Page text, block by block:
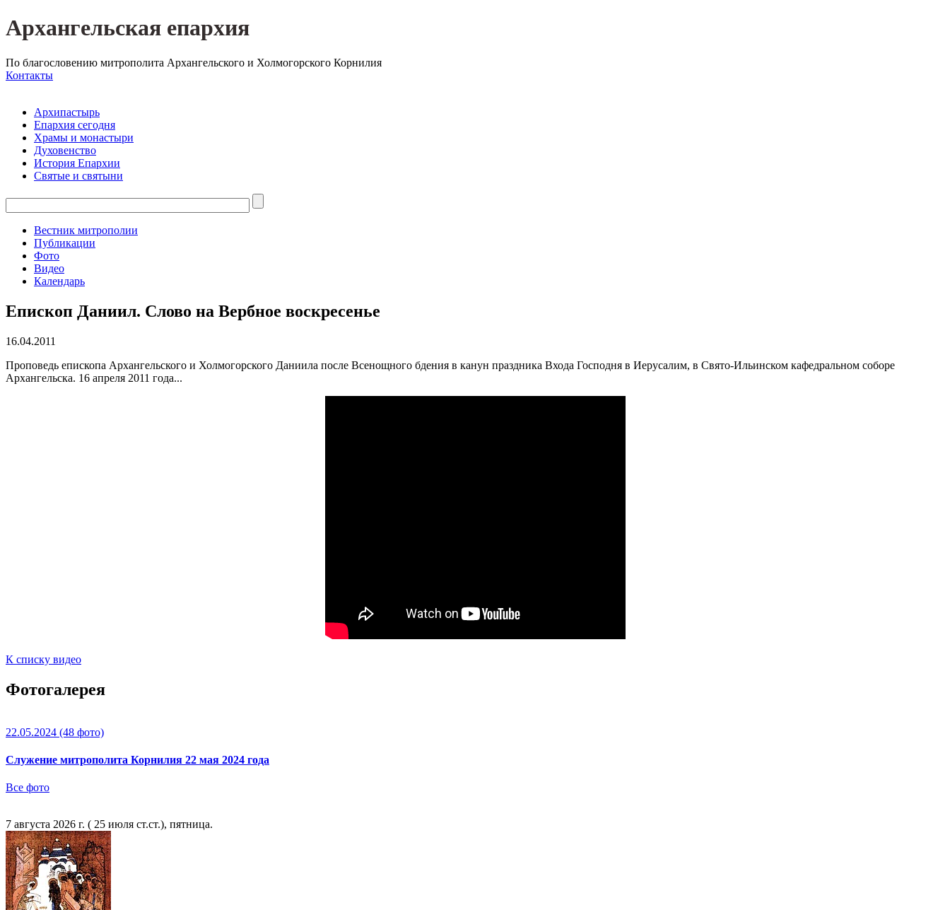
Архангельская епархия
По благословению митрополита Архангельского и Холмогорского Корнилия
Контакты
Архипастырь
Епархия сегодня
Храмы и монастыри
Духовенство
История Епархии
Святые и святыни
Вестник митрополии
Публикации
Фото
Видео
Календарь
Епископ Даниил. Слово на Вербное воскресенье
16.04.2011
Проповедь епископа Архангельского и Холмогорского Даниила после Всенощного бдения в канун праздника Входа Господня в Иерусалим, в Свято-Ильинском кафедральном соборе
Архангельска. 16 апреля 2011 года...
К списку видео
Фотогалерея
22.05.2024 (48 фото)
Служение митрополита Корнилия 22 мая 2024 года
Все фото
7 августа 2026 г. ( 25 июля ст.ст.), пятница.